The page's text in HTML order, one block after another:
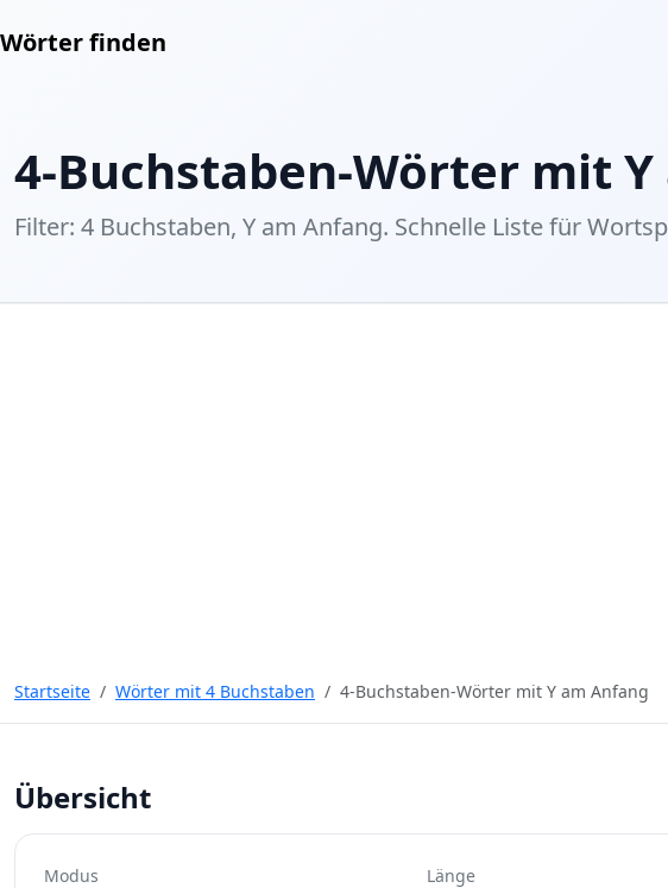
Wörter finden
4-Buchstaben-Wörter mit
Filter: 4 Buchstaben, Y am Anfang. Schnelle Liste für
Startseite Wörter mit 4 Buchstaben 4-Buchstaben-Wörter mit Y am Anfang
Übersicht
Modus Länge